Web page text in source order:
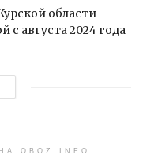
области
с августа 2024 года
OBOZ.INFO